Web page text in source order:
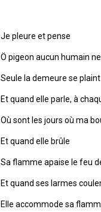
Je pleure et pense
Ö pigeon aucun humain
Seule la demeure se
Et quand elle parle, à
Où sont les jours où ma
Et quand elle brûle
Sa flamme apaise le feu
Et quand ses larmes
Elle accommode sa